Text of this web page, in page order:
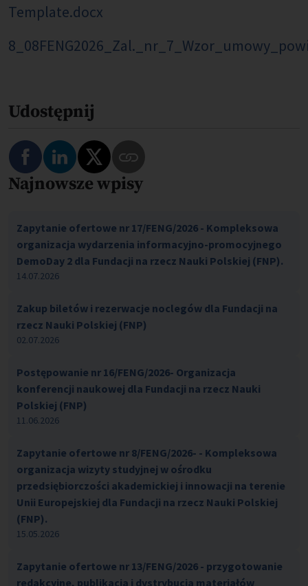
Template.docx
Udostępnij
Najnowsze wpisy
Zapytanie ofertowe nr 17/FENG/2026 - Kompleksowa
organizacja wydarzenia informacyjno-promocyjnego
DemoDay 2 dla Fundacji na rzecz Nauki Polskiej (FNP).
14.07.2026
Zakup biletów i rezerwacje noclegów dla Fundacji na
rzecz Nauki Polskiej (FNP)
02.07.2026
Postępowanie nr 16/FENG/2026- Organizacja
konferencji naukowej dla Fundacji na rzecz Nauki
Polskiej (FNP)
11.06.2026
Zapytanie ofertowe nr 8/FENG/2026- - Kompleksowa
organizacja wizyty studyjnej w ośrodku
przedsiębiorczości akademickiej i innowacji na terenie
Unii Europejskiej dla Fundacji na rzecz Nauki Polskiej
(FNP).
15.05.2026
Zapytanie ofertowe nr 13/FENG/2026 - przygotowanie
redakcyjne, publikacja i dystrybucja materiałów